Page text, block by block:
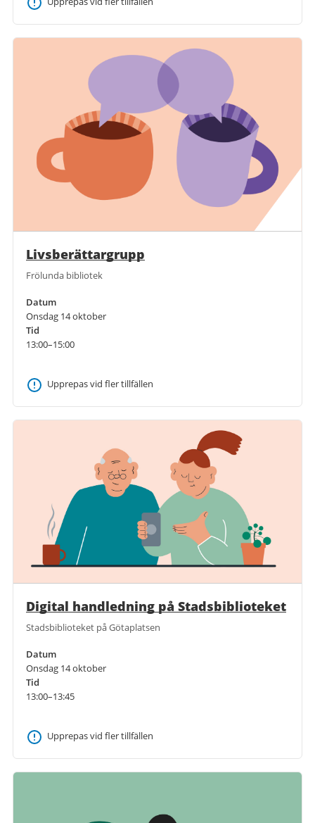
Livsberättargrupp
Frölunda bibliotek
Datum
Onsdag 14 oktober
Tid
13:00–15:00
Upprepas vid fler tillfällen
Digital handledning på Stadsbiblioteket
Stadsbiblioteket på Götaplatsen
Datum
Onsdag 14 oktober
Tid
13:00–13:45
Upprepas vid fler tillfällen